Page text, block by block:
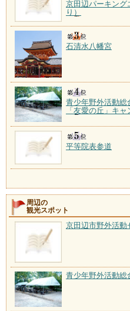
京田辺パーキング
り）
石清水八幡宮
青少年野外活動総
「友愛の丘」キャ
平等院表参道
周辺の
観光スポット
京田辺市野外活動
青少年野外活動総